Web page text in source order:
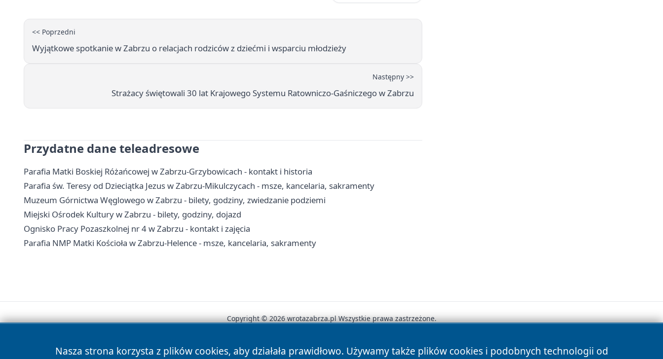
<< Poprzedni
Wyjątkowe spotkanie w Zabrzu o relacjach rodziców z dziećmi i wsparciu młodzieży
Następny >>
Strażacy świętowali 30 lat Krajowego Systemu Ratowniczo-Gaśniczego w Zabrzu
Przydatne dane teleadresowe
Parafia Matki Boskiej Różańcowej w Zabrzu-Grzybowicach - kontakt i historia
Parafia św. Teresy od Dzieciątka Jezus w Zabrzu-Mikulczycach - msze, kancelaria, sakramenty
Muzeum Górnictwa Węglowego w Zabrzu - bilety, godziny, zwiedzanie podziemi
Miejski Ośrodek Kultury w Zabrzu - bilety, godziny, dojazd
Ognisko Pracy Pozaszkolnej nr 4 w Zabrzu - kontakt i zajęcia
Parafia NMP Matki Kościoła w Zabrzu-Helence - msze, kancelaria, sakramenty
Nasza strona korzysta z plików cookies, aby działała prawidłowo. Używamy także plików cookies i podobnych technologii od
Copyright © 2026 wrotazabrza.pl Wszystkie prawa zastrzeżone.
News Autorzy Polityka Prywatności Polityka Cookies